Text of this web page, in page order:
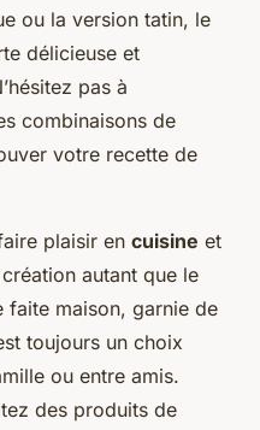
ou la version tatin, le
délicieuse et
pas à
combinaisons de
votre recette de
plaisir en cuisine et
autant que le
faite maison, garnie de
toujours un choix
ou entre amis.
des produits de